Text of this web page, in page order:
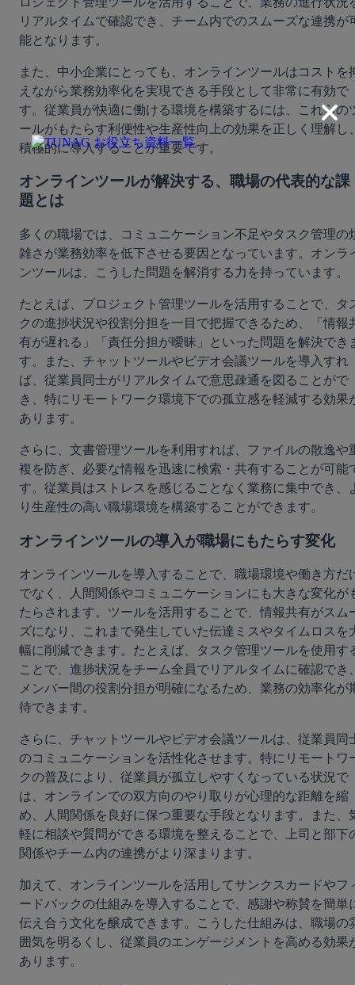
リアルタイムで確認でき、チーム内でのスムーズな連携が
能となります。
また、中小企業にとっても、オンラインツールはコストを
えながら業務効率化を実現できる手段として非常に有効で
す。従業員が快適に働ける環境を構築するには、これらの
ールがもたらす利便性や生産性向上の効果を正しく理解し
積極的に導入することが重要です。
オンラインツールが解決する、職場の代表的な課
題とは
多くの職場では、コミュニケーション不足やタスク管理の
雑さが業務効率を低下させる要因となっています。オンラ
ンツールは、こうした問題を解消する力を持っています。
たとえば、プロジェクト管理ツールを活用することで、タ
クの進捗状況や役割分担を一目で把握できるため、「情報
有が遅れる」「責任分担が曖昧」といった問題を解決でき
す。また、チャットツールやビデオ会議ツールを導入すれ
ば、従業員同士がリアルタイムで意思疎通を図ることがで
き、特にリモートワーク環境下での孤立感を軽減する効果
あります。
さらに、文書管理ツールを利用すれば、ファイルの散逸や
複を防ぎ、必要な情報を迅速に検索・共有することが可能
す。従業員はストレスを感じることなく業務に集中でき、
り生産性の高い職場環境を構築することができます。
オンラインツールの導入が職場にもたらす変化
オンラインツールを導入することで、職場環境や働き方だ
でなく、人間関係やコミュニケーションにも大きな変化が
たらされます。ツールを活用することで、情報共有がスム
ズになり、これまで発生していた伝達ミスやタイムロスを
幅に削減できます。たとえば、タスク管理ツールを使用す
ことで、進捗状況をチーム全員でリアルタイムに確認でき
メンバー間の役割分担が明確になるため、業務の効率化が
待できます。
さらに、チャットツールやビデオ会議ツールは、従業員同
のコミュニケーションを活性化させます。特にリモートワ
クの普及により、従業員が孤立しやすくなっている状況で
は、オンラインでの双方向のやり取りが心理的な距離を縮
め、人間関係を良好に保つ重要な手段となります。また、
軽に相談や質問ができる環境を整えることで、上司と部下
関係やチーム内の連携がより深まります。
加えて、オンラインツールを活用してサンクスカードやフ
ードバックの仕組みを導入することで、感謝や称賛を簡単
伝え合う文化を醸成できます。こうした仕組みは、職場の
囲気を明るくし、従業員のエンゲージメントを高める効果
あります。